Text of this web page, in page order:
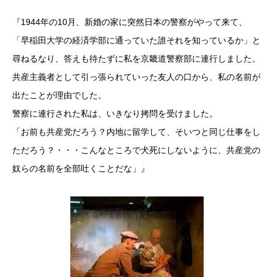
『1944年の10月、新婚の家に突然日本の警察がやって来て、
「早稲田大学の経済学部に通っていた誰それを知っているか」と
尋ねるなり、答えも待たずに私を京畿道警察部に連行しました。
共産主義者として引っ張られていった友人の口から、私の名前が
出たことが理由でした。
警察に連行された私は、いきなり拷問を受けました。
「お前も共産党だろう？内地に留学して、そいつと同じ仕事をし
ただろう？・・・こんなところで犬死にしないように、共産党の
奴らの名前を全部吐くことだな」』